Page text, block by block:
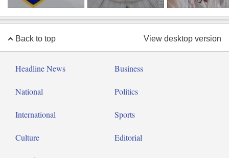
자였다
두’ 컬렉션
Back to top View desktop version
Headline News Business
National Politics
International Sports
Culture Editorial